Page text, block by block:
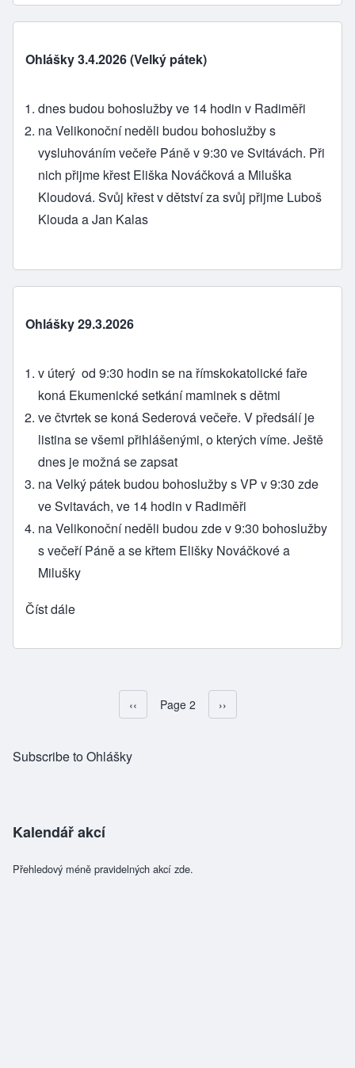
Ohlášky 3.4.2026 (Velký pátek)
dnes budou bohoslužby ve 14 hodin v Radiměři
na Velikonoční neděli budou bohoslužby s
vysluhováním večeře Páně v 9:30 ve Svitávách. Při
nich přijme křest Eliška Nováčková a Miluška
Kloudová. Svůj křest v dětství za svůj přijme Luboš
Klouda a Jan Kalas
Ohlášky 29.3.2026
v úterý od 9:30 hodin se na římskokatolické faře
koná Ekumenické setkání maminek s dětmi
ve čtvrtek se koná Sederová večeře. V předsálí je
listina se všemi přihlášenými, o kterých víme. Ještě
dnes je možná se zapsat
na Velký pátek budou bohoslužby s VP v 9:30 zde
ve Svitavách, ve 14 hodin v Radiměři
na Velikonoční neděli budou zde v 9:30 bohoslužby
s večeří Páně a se křtem Elišky Nováčkové a
Milušky
Číst dále
Pagination
Předchozí stránka
‹‹ Page 2 Následující stránka
››
Subscribe to Ohlášky
Kalendář akcí
Přehledový méně pravidelných akcí zde.